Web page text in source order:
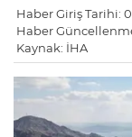
Haber Giriş Tarihi:
Haber
Kaynak: İHA